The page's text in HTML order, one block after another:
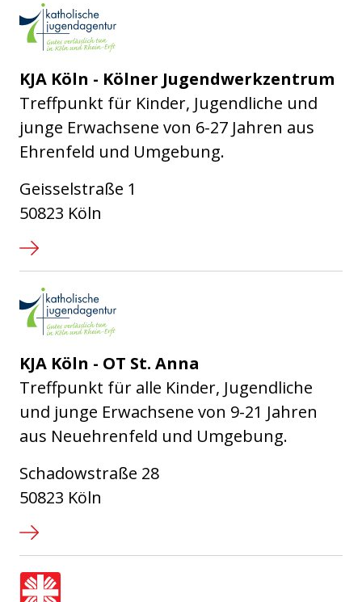
KJA Köln - Kölner Jugendwerkzentrum
Treffpunkt für Kinder, Jugendliche und
junge Erwachsene von 6-27 Jahren aus
Ehrenfeld und Umgebung.
Geisselstraße 1
50823 Köln
KJA Köln - OT St. Anna
Treffpunkt für alle Kinder, Jugendliche
und junge Erwachsene von 9-21 Jahren
aus Neuehrenfeld und Umgebung.
Schadowstraße 28
50823 Köln